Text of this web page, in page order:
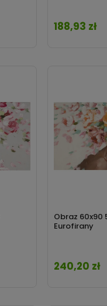
Cena
188,93 zł
Obraz 60x90
Eurofirany
Cena
240,20 zł